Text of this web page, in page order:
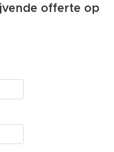
offerte op